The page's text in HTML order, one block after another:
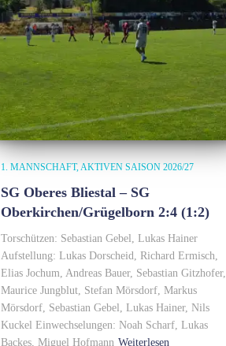
1. MANNSCHAFT AKTIVEN SAISON 2026/27
SG Oberes Bliestal – SG
Oberkirchen/Grügelborn 2:4 (1:2)
Torschützen: Sebastian Gebel, Lukas Hainer
Aufstellung: Lukas Dorscheid, Richard Ermisch,
Elias Jochum, Andreas Bauer, Sebastian Gitzhofer,
Maurice Jungblut, Stefan Mörsdorf, Markus
Mörsdorf, Sebastian Gebel, Lukas Hainer, Nils
Kuckel Einwechselungen: Noah Scharf, Lukas
Backes, Miguel Hofmann Weiterlesen